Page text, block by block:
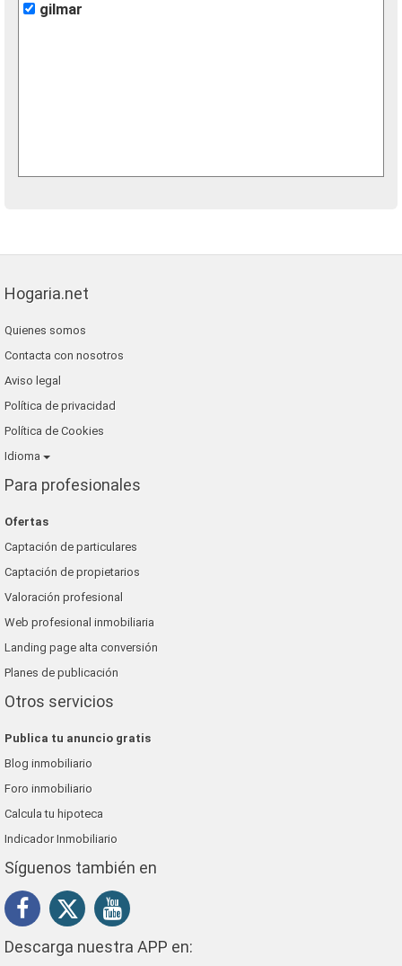
gilmar
Hogaria.net
Quienes somos
Contacta con nosotros
Aviso legal
Política de privacidad
Política de Cookies
Idioma
Para profesionales
Ofertas
Captación de particulares
Captación de propietarios
Valoración profesional
Web profesional inmobiliaria
Landing page alta conversión
Planes de publicación
Otros servicios
Publica tu anuncio gratis
Blog inmobiliario
Foro inmobiliario
Calcula tu hipoteca
Indicador Inmobiliario
Síguenos también en
Descarga nuestra APP en: